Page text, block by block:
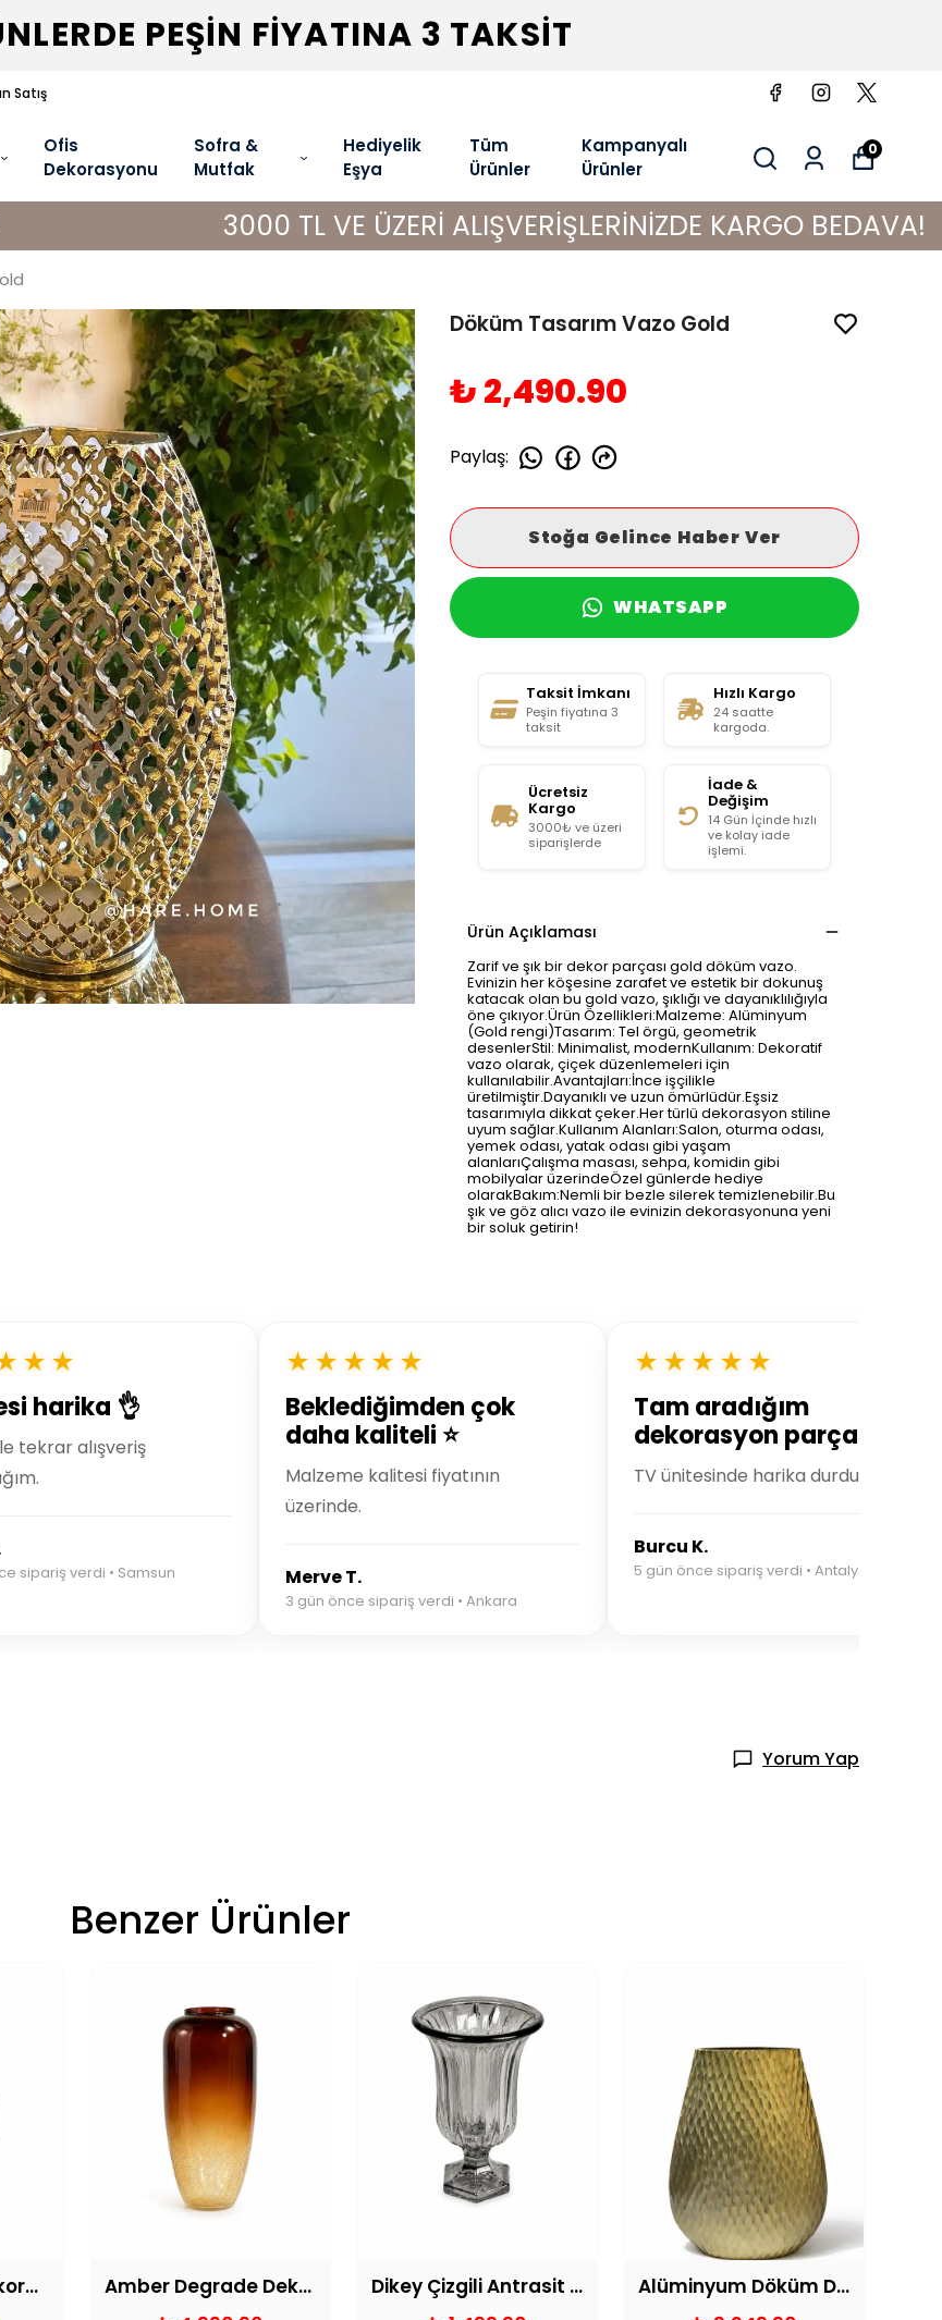
Satış
PEŞİN FİYATINA 3 TAKSİT
Ofis
Dekorasyonu
Sofra &
Mutfak
Hediyelik
Eşya
Tüm
Ürünler
Kampanyalı
Ürünler
0
3000 TL VE ÜZERİ ALIŞVERİŞLERİNİZDE KARGO BEDAVA!
Döküm Tasarım Vazo Gold
₺ 2,490.90
Paylaş:
Stoğa Gelince Haber Ver
WHATSAPP
Taksit İmkanı
Peşin fiyatına 3
taksit
Hızlı Kargo
24 saatte
kargoda.
Ücretsiz
Kargo
3000₺ ve üzeri
siparişlerde
İade &
Değişim
14 Gün İçinde hızlı
ve kolay iade
işlemi.
Ürün Açıklaması
Zarif ve şık bir dekor parçası gold döküm vazo.
Evinizin her köşesine zarafet ve estetik bir dokunuş
katacak olan bu gold vazo, şıklığı ve dayanıklılığıyla
öne çıkıyor.Ürün Özellikleri:Malzeme: Alüminyum
(Gold rengi)Tasarım: Tel örgü, geometrik
desenlerStil: Minimalist, modernKullanım: Dekoratif
vazo olarak, çiçek düzenlemeleri için
kullanılabilir.Avantajları:İnce işçilikle
üretilmiştir.Dayanıklı ve uzun ömürlüdür.Eşsiz
tasarımıyla dikkat çeker.Her türlü dekorasyon stiline
uyum sağlar.Kullanım Alanları:Salon, oturma odası,
yemek odası, yatak odası gibi yaşam
alanlarıÇalışma masası, sehpa, komidin gibi
mobilyalar üzerindeÖzel günlerde hediye
olarakBakım:Nemli bir bezle silerek temizlenebilir.Bu
şık ve göz alıcı vazo ile evinizin dekorasyonuna yeni
bir soluk getirin!
harika 👌
tekrar alışveriş
sipariş verdi • Samsun
★★★★★
Beklediğimden çok
daha kaliteli ⭐
Malzeme kalitesi fiyatının
üzerinde.
Merve T.
3 gün önce sipariş verdi • Ankara
★★★★★
Tam aradığım
dekorasyon parçası 🏡
TV ünitesinde harika durdu.
Burcu K.
5 gün önce sipariş verdi • Antalya
Yorum Yap
Benzer Ürünler
Çiçek Desenli Dekoratif Cam Vazo Amber Degrade Dekoratif Cam Vazo Dikey Çizgili Antrasit Ayaklı Cam Vazo Alüminyum Döküm Dekoratif Vazo